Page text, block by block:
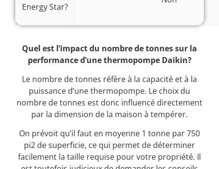
Energy Star?
Quel est l’impact du nombre de tonnes sur la
performance d’une thermopompe Daikin?
Le nombre de tonnes réfère à la capacité et à la
puissance d’une thermopompe. Le choix du
nombre de tonnes est donc influencé directement
par la dimension de la maison à tempérer.
On prévoit qu’il faut en moyenne 1 tonne par 750
pi2 de superficie, ce qui permet de déterminer
facilement la taille requise pour votre propriété. Il